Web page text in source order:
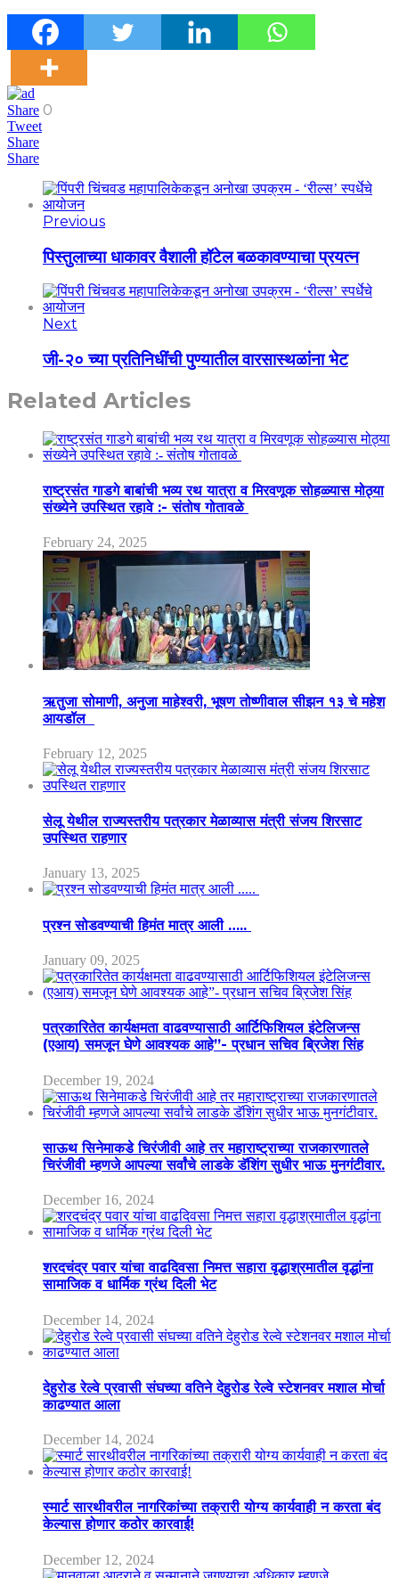
Share 0
Tweet
Share
Share
Previous
पिस्तुलाच्या धाकावर वैशाली हॉटेल बळकावण्याचा प्रयत्न
Next
जी-२० च्या प्रतिनिधींची पुण्यातील वारसास्थळांना भेट
Related Articles
राष्ट्रसंत गाडगे बाबांची भव्य रथ यात्रा व मिरवणूक सोहळ्यास मोठ्या
संख्येने उपस्थित रहावे :- संतोष गोतावळे
February 24, 2025
ऋतुजा सोमाणी, अनुजा माहेश्वरी, भूषण तोष्णीवाल सीझन १३ चे महेश
आयडॉल
February 12, 2025
सेलू येथील राज्यस्तरीय पत्रकार मेळाव्यास मंत्री संजय शिरसाट
उपस्थित राहणार
January 13, 2025
प्रश्न सोडवण्याची हिमंत मात्र आली …..
January 09, 2025
पत्रकारितेत कार्यक्षमता वाढवण्यासाठी आर्टिफिशियल इंटेलिजन्स
(एआय) समजून घेणे आवश्यक आहे”- प्रधान सचिव ब्रिजेश सिंह
December 19, 2024
साऊथ सिनेमाकडे चिरंजीवी आहे तर महाराष्ट्राच्या राजकारणातले
चिरंजीवी म्हणजे आपल्या सर्वांचे लाडके डॅशिंग सुधीर भाऊ मुनगंटीवार.
December 16, 2024
शरदचंद्र पवार यांचा वाढदिवसा निमत्त सहारा वृद्धाश्रमातील वृद्धांना
सामाजिक व धार्मिक ग्रंथ दिली भेट
December 14, 2024
देहुरोड रेल्वे प्रवासी संघच्या वतिने देहुरोड रेल्वे स्टेशनवर मशाल मोर्चा
काढण्यात आला
December 14, 2024
स्मार्ट सारथीवरील नागरिकांच्या तक्रारी योग्य कार्यवाही न करता बंद
केल्यास होणार कठोर कारवाई!
December 12, 2024